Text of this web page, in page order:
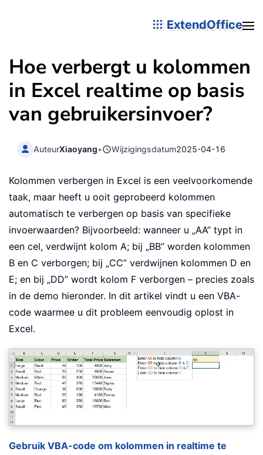
ExtendOffice
Hoe verbergt u kolommen
in Excel realtime op basis
van gebruikersinvoer?
AuteurXiaoyang• Wijzigingsdatum2025-04-16
Kolommen verbergen in Excel is een veelvoorkomende
taak, maar heeft u ooit geprobeerd kolommen
automatisch te verbergen op basis van specifieke
invoerwaarden? Bijvoorbeeld: wanneer u „AA” typt in
een cel, verdwijnt kolom A; bij „BB” worden kolommen
B en C verborgen; bij „CC” verdwijnen kolommen D en
E; en bij „DD” wordt kolom F verborgen – precies zoals
in de demo hieronder. In dit artikel vindt u een VBA-
code waarmee u dit probleem eenvoudig oplost in
Excel.
Gebruik VBA-code om kolommen in realtime te